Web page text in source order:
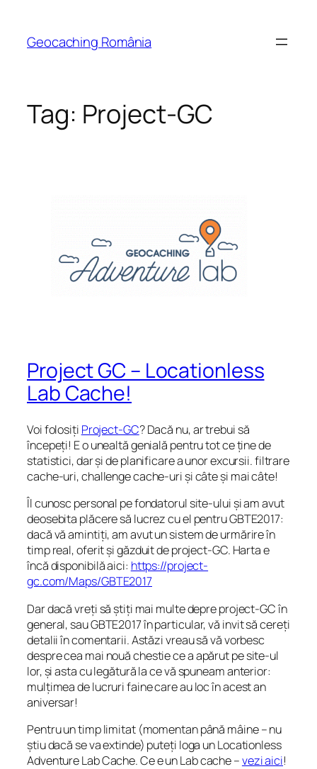
content
Geocaching România
Tag: Project-GC
Project GC – Locationless
Lab Cache!
Voi folosiți Project-GC? Dacă nu, ar trebui să
începeți! E o unealtă genială pentru tot ce ține de
statistici, dar și de planificare a unor excursii. filtrare
cache-uri, challenge cache-uri și câte și mai câte!
Îl cunosc personal pe fondatorul site-ului și am avut
deosebita plăcere să lucrez cu el pentru GBTE2017:
dacă vă amintiți, am avut un sistem de urmărire în
timp real, oferit și găzduit de project-GC. Harta e
încă disponibilă aici: https://project-
gc.com/Maps/GBTE2017
Dar dacă vreți să știți mai multe depre project-GC în
general, sau GBTE2017 în particular, vă invit să cereți
detalii în comentarii. Astăzi vreau să vă vorbesc
despre cea mai nouă chestie ce a apărut pe site-ul
lor, și asta cu legătură la ce vă spuneam anterior:
mulțimea de lucruri faine care au loc în acest an
aniversar!
Pentru un timp limitat (momentan până mâine – nu
știu dacă se va extinde) puteți loga un Locationless
Adventure Lab Cache. Ce e un Lab cache –vezi aici!